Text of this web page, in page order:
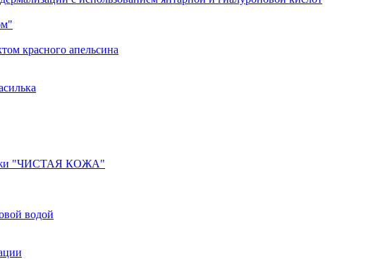
красного апельсина
"ЧИСТАЯ КОЖА"
водой